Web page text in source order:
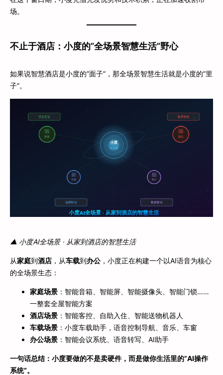
场。
不止于酒店：小度的”全场景智慧生活”野心
如果说智慧酒店是小度的”面子”，那全场景智慧生活就是小度的”里
子”。
▲ 小度AI全场景 · 从家到酒店的智慧生活
从家庭到酒店 ，从车载到办公 ，小度正在构建一个以AI语音为核心
的全场景生态：
家庭场景 ：智能音箱、智能屏、智能摄像头、智能门锁……
一整套全屋智能方案
酒店场景 ：智能客控、自助入住、智能送物机器人
车载场景 ：小度车载助手，语音控制导航、音乐、车窗
办公场景 ：智能会议系统、语音转写、AI助手
一句话总结：小度要做的不是卖硬件，而是做你生活里的”AI操作
系统”。